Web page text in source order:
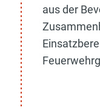
aus der